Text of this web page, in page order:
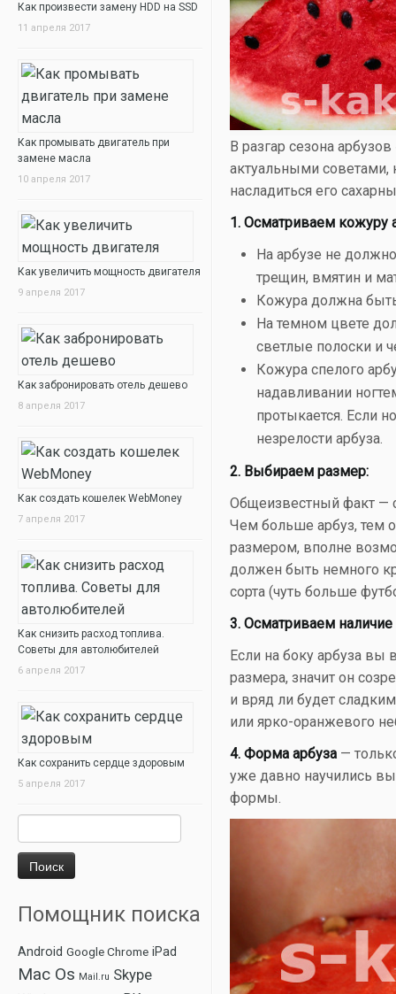
Как произвести замену HDD на SSD
11 апреля 2017
Как промывать двигатель при
замене масла
10 апреля 2017
Как увеличить мощность двигателя
9 апреля 2017
Как забронировать отель дешево
8 апреля 2017
Как создать кошелек WebMoney
7 апреля 2017
Как снизить расход топлива.
Советы для автолюбителей
6 апреля 2017
Как сохранить сердце здоровым
5 апреля 2017
Помощник поиска
Android Google Chrome iPad
Mac Os Mail.ru Skype
В разгар сезона арбузов
актуальными советами,
насладиться его
1. Осматриваем кожуру
На арбузе не
трещин, вмятин и
Кожура должна
На темном цвете
светлые полоски и
Кожура спелого
надавливании
протыкается. Если
незрелости арбуза.
2. Выбираем размер:
Общеизвестный факт —
Чем больше арбуз, тем
размером, вполне
должен быть немного
сорта (чуть больше
3. Осматриваем наличие
Если на боку арбуза вы
размера, значит он
и вряд ли будет
или ярко-оранжевого
4. Форма арбуза —
уже давно научились
формы.